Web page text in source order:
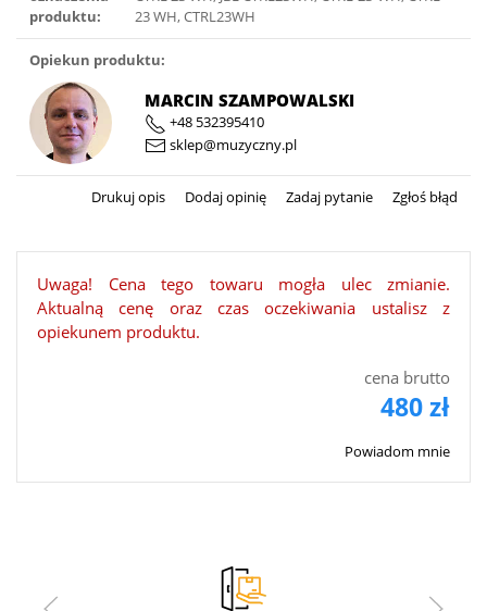
produktu:
23 WH, CTRL23WH
Opiekun produktu:
MARCIN SZAMPOWALSKI
+48 532395410
sklep@muzyczny.pl
Drukuj opis Dodaj opinię Zadaj pytanie Zgłoś błąd
Uwaga! Cena tego towaru mogła ulec zmianie.
Aktualną cenę oraz czas oczekiwania ustalisz z
opiekunem produktu.
cena brutto
480 zł
Powiadom mnie